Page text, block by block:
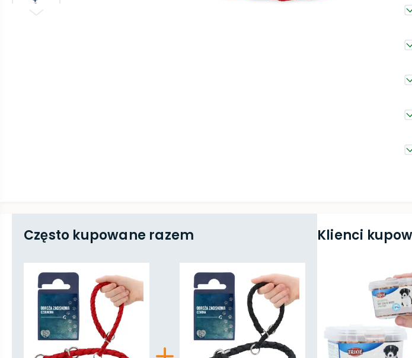
Często kupowane razem Klienci